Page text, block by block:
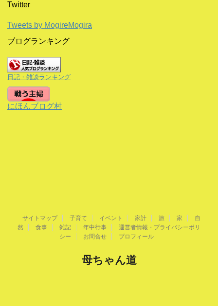
Twitter
Tweets by MogireMogira
ブログランキング
日記・雑談ランキング
にほんブログ村
サイトマップ 子育て イベント 家計 旅 家
自
然
食事 雑記 年中行事
運営者情報・プライバシーポリ
シー
お問合せ プロフィール
母ちゃん道